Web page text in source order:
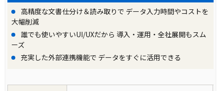
高精度な文書仕分け＆読み取りで データ入力時間やコストを
大幅削減
誰でも使いやすいUI/UXだから 導入・運用・全社展開もスム
ーズ
充実した外部連携機能で データをすぐに活用できる